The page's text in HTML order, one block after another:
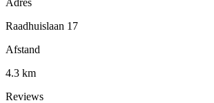
Raadhuislaan 17
Afstand
4.3 km
Reviews